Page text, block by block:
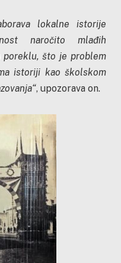
lokalne istorije
naročito mlađih
poreklu, što je problem
istoriji kao školskom
, upozorava on.